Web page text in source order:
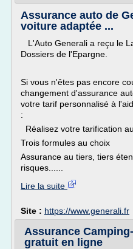
Assurance auto de
voiture adaptée ...
L'Auto Generali a reçu le
Dossiers de l'Epargne.
Si vous n'êtes pas encore
changement d'assurance
votre tarif personnalisé à
:
Réalisez votre tarification
Trois formules au choix
Assurance au tiers, tiers
risques......
Lire la suite
Site : https://www.generali.fr
Assurance
gratuit en ligne